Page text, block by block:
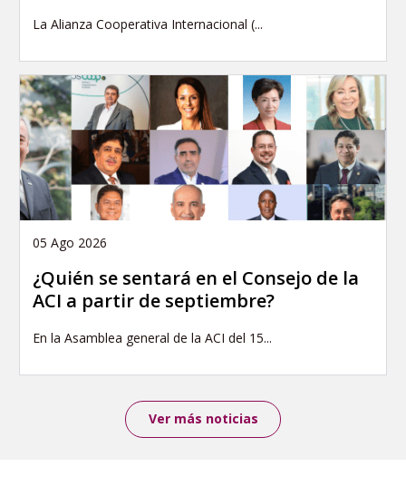
La Alianza Cooperativa Internacional (...
05 Ago 2026
¿Quién se sentará en el Consejo de la
ACI a partir de septiembre?
En la Asamblea general de la ACI del 15...
Ver más noticias